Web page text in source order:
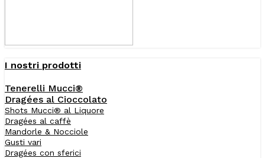
I nostri prodotti
Tenerelli Mucci®
Dragées al Cioccolato
Shots Mucci® al Liquore
Dragées al caffè
Mandorle & Nocciole
Gusti vari
Dragées con sferici